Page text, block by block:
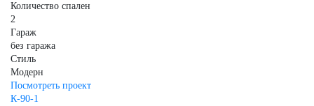
Количество спален
2
Гараж
без гаража
Стиль
Модерн
Посмотреть проект
К-90-1